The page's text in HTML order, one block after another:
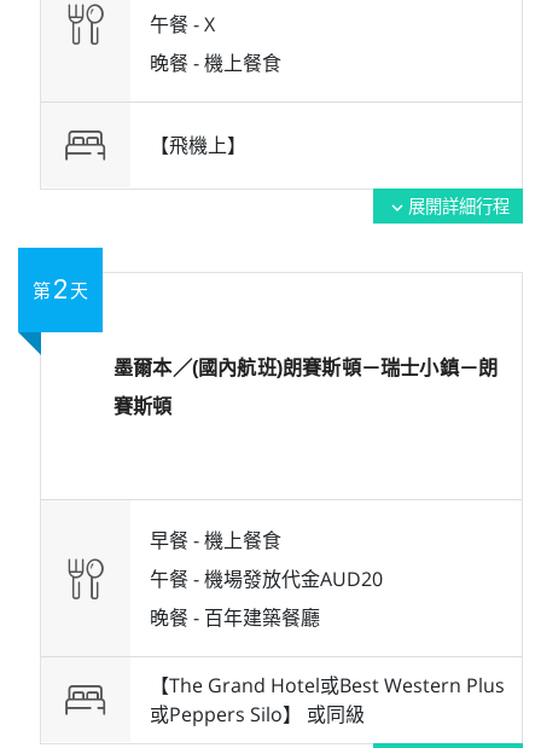
午餐 -X
晚餐 -機上餐食
【飛機上】
expand_more 展開詳細行程
第2 天
墨爾本／(國內航班)朗賽斯頓－瑞士小鎮－朗
賽斯頓
早餐 -機上餐食
午餐 -機場發放代金AUD20
晚餐 - 百年建築餐廳
【The Grand Hotel或Best Western Plus
或Peppers Silo】 或同級